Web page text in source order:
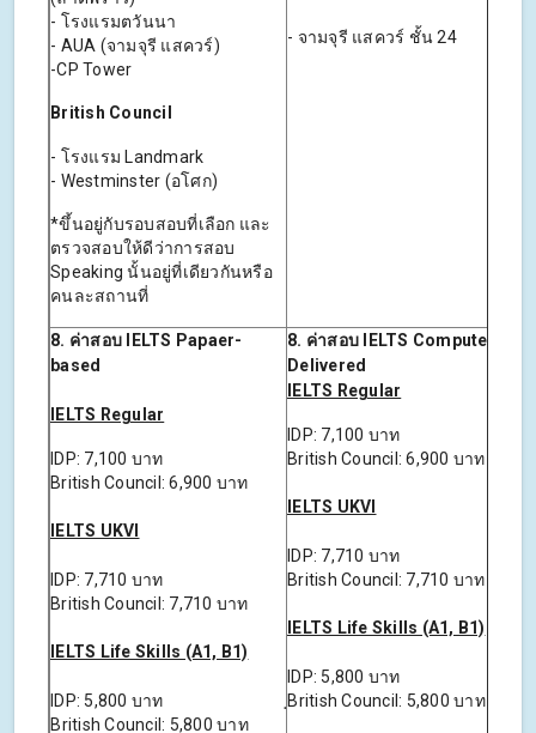
- โรงแรมตวันนา
- AUA (จามจุรี แสควร์)
-CP Tower
British Council
- โรงแรม Landmark
- Westminster (อโศก)
*ขึ้นอยู่กับรอบสอบที่เลือก และ
ตรวจสอบให้ดีว่าการสอบ
Speaking นั้นอยู่ที่เดียวกันหรือ
คนละสถานที่
- จามจุรี แสควร์ ชั้น 24
8. ค่าสอบ
IELTS Papaer-
based
IELTS Regular
IDP: 7,100 บาท
British Council: 6,900 บาท
IELTS UKVI
IDP: 7,710 บาท
British Council: 7,710 บาท
IELTS Life Skills (A1, B1)
IDP: 5,800 บาท
ฺBritish Council: 5,800 บาท
8. ค่าสอบ
IELTS Computer-
Delivered
IELTS Regular
IDP: 7,100 บาท
British Council: 6,900 บาท
IELTS UKVI
IDP: 7,710 บาท
British Council: 7,710 บาท
IELTS Life Skills (A1, B1)
IDP: 5,800 บาท
ฺBritish Council: 5,800 บาท